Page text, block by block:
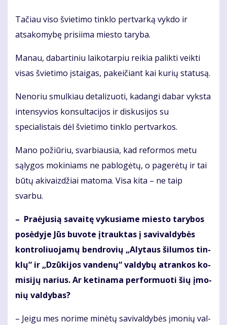
Tačiau viso švietimo tinklo pertvarką vykdo ir
atsakomybę prisiima miesto taryba.
Manau, dabartiniu laikotarpiu reikia palikti veikti
visas švietimo įstaigas, pakeičiant kai kurių statusą.
Nenoriu smulkiau detalizuoti, kadangi dabar vyksta
intensyvios konsultacijos ir diskusijos su
specialistais dėl švietimo tinklo pertvarkos.
Mano požiūriu, svarbiausia, kad reformos metu
sąlygos mokiniams ne pablogėtų, o pagerėtų ir tai
būtų akivaizdžiai matoma. Visa kita – ne taip
svarbu.
– Pra­ėju­sią sa­vai­tę vy­ku­sia­me mies­to ta­ry­bos
po­sė­dy­je Jūs bu­vo­te įtrauk­tas į sa­vi­val­dy­bės
kon­tro­liuo­ja­mų ben­dro­vių „Aly­taus ši­lu­mos tin­
klų“ ir „Dzū­ki­jos van­de­nų“ val­dy­bų at­ran­kos ko­
mi­si­jų na­rius. Ar ke­ti­na­ma per­for­muo­ti šių įmo­
nių val­dy­bas?
– Jei­gu mes no­ri­me mi­nė­tų sa­vi­val­dy­bės įmo­nių val­